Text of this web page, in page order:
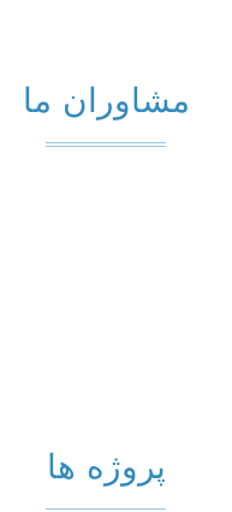
مشاوران ما
پروژه ها